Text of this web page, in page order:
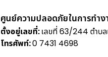
ศูนย์ความปลอดภัยในการทำ
ตั้งอยู่เลขที่:เลขที่ 63/244 ตำบล
โทรศัพท์:0 7431 4698